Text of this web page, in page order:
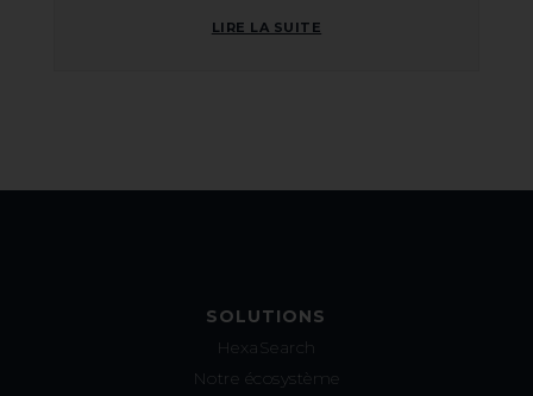
LIRE LA SUITE
SOLUTIONS
HexaSearch
Notre écosystème